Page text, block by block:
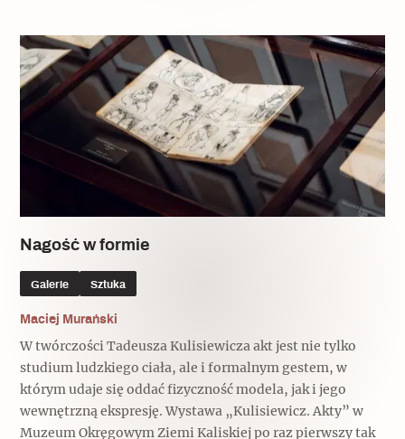
Nagość w formie
Galerie Sztuka
Maciej Murański
W twórczości Tadeusza Kulisiewicza akt jest nie tylko
studium ludzkiego ciała, ale i formalnym gestem, w
którym udaje się oddać fizyczność modela, jak i jego
wewnętrzną ekspresję. Wystawa „Kulisiewicz. Akty” w
Muzeum Okręgowym Ziemi Kaliskiej po raz pierwszy tak